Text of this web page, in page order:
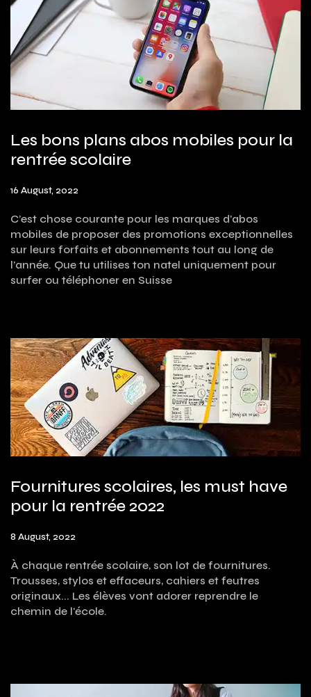
Les bons plans abos mobiles pour la
rentrée scolaire
16 August, 2022
C’est chose courante pour les marques d’abos
mobiles de proposer des promotions exceptionnelles
sur leurs forfaits et abonnements tout au long de
l’année. Que tu utilises ton natel uniquement pour
surfer ou téléphoner en Suisse
Fournitures scolaires, les must have
pour la rentrée 2022
8 August, 2022
À chaque rentrée scolaire, son lot de fournitures.
Trousses, stylos et effaceurs, cahiers et feutres
originaux... Les élèves vont adorer reprendre le
chemin de l'école.